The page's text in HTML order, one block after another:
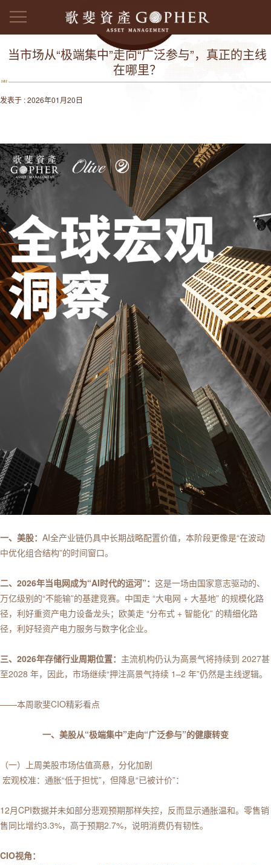
当市场从“极端集中”走向“广泛参与”，真正的主线
在哪里？
发表于 : 2026年01月20日
一、美股： AI全产业链仍具中长期战略配置价值，本阶段更像是“在波动
中优化组合结构”的时间窗口。
二、2026年当电网成为“AI时代的运河”： 这是一场由国家意志驱动的、
万亿级别的“不能输”的基建竞赛。中国走 “大电网 + 大基地” 的规模化路
径，利好重资产电力设备龙头；欧美走 “分布式 + 智能化” 的精细化路
径，利好轻资产电力服务与数字化企业。
三、2026年存储行业周期位置： 主流机构仍认为高景气将持续到 2027甚
至2028 年，因此，市场继续“押注高景气持续 1–2 年”仍然是主线逻辑。
——本周歌斐CIO精彩看点
一、美股从“极端集中”走向“广泛参与”的健康转变
（一）上周美股市场估值高悬，分化加剧
宏观校准：通胀“低于担忧”，但降息“已被计价”：
12月CPI数据并未如部分悲观预期那样失控，反而显示通胀温和。零售销
售同比增约3.3%，高于预期2.7%，说明消费仍有韧性。
CIO视角：